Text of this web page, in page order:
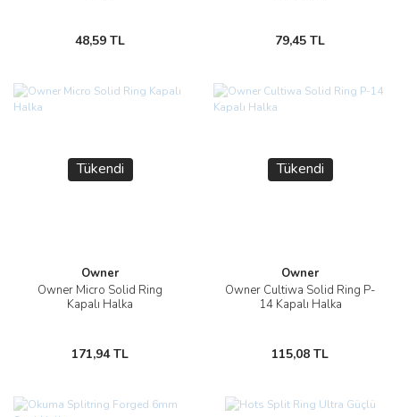
48,59 TL 79,45 TL
Tükendi
Owner
Owner Micro Solid Ring
Kapalı Halka
171,94 TL
Tükendi
Owner
Owner Cultiwa Solid Ring P-
14 Kapalı Halka
115,08 TL